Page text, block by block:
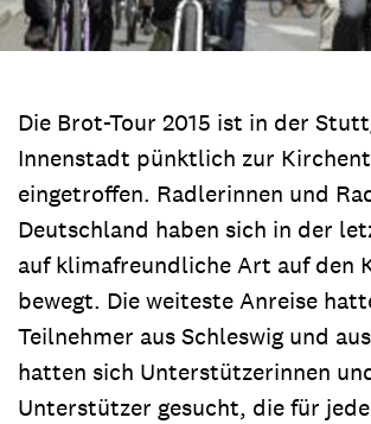
Die Brot-Tour 2015 ist in der
Innenstadt pünktlich zur
eingetroffen. Radlerinnen und
Deutschland haben sich in der
auf klimafreundliche Art auf den
bewegt. Die weiteste Anreise
Teilnehmer aus Schleswig und
hatten sich Unterstützerinnen
Unterstützer gesucht, die für